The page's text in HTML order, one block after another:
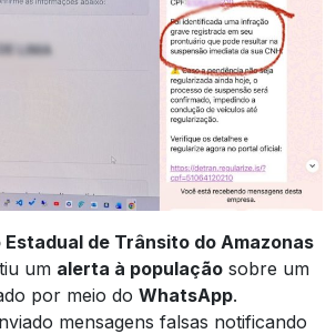
de Trânsito do Amazonas
um alerta à população sobre um
por meio do WhatsApp.
mensagens falsas notificando